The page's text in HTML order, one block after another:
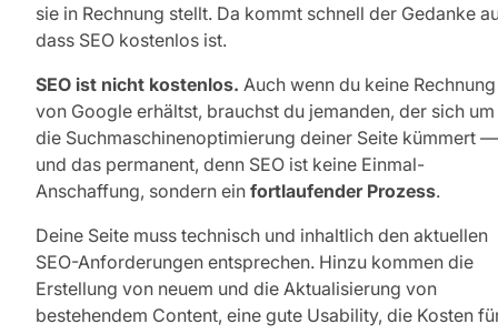
sie in Rechnung stellt. Da kommt schnell der Gedanke
dass SEO kostenlos ist.
SEO ist nicht kostenlos. Auch wenn du keine Rechnung
von Google erhältst, brauchst du jemanden, der sich um
die Suchmaschinenoptimierung deiner Seite kümmert —
und das permanent, denn SEO ist keine Einmal-
Anschaffung, sondern ein fortlaufender Prozess.
Deine Seite muss technisch und inhaltlich den aktuellen
SEO-Anforderungen entsprechen. Hinzu kommen die
Erstellung von neuem und die Aktualisierung von
bestehendem Content, eine gute Usability, die Kosten